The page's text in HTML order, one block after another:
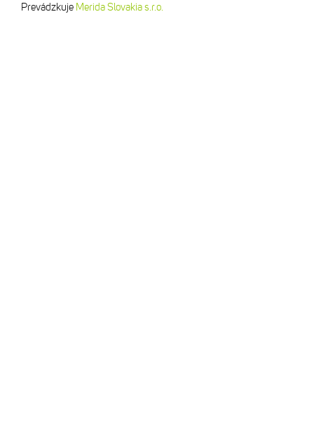
Prevádzkuje Merida Slovakia s.r.o.